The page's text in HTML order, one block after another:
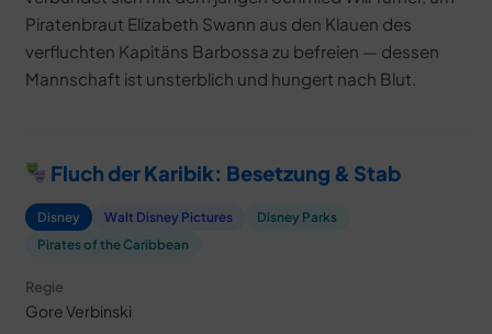
Piratenbraut Elizabeth Swann aus den Klauen des
verfluchten Kapitäns Barbossa zu befreien — dessen
Mannschaft ist unsterblich und hungert nach Blut.
Fluch der Karibik: Besetzung & Stab
Disney Walt Disney Pictures
Disney Parks
Pirates of the Caribbean
Regie
Gore Verbinski